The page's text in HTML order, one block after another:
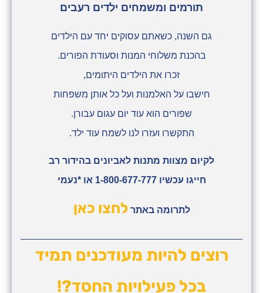
תורמים ומשמחים ילדים רעבים
גם השנה, כשאתם עסוקים יחד עם הילדים
בהכנת משלוחי המנות וסעודת הפורים.
זכרו את הילדים היתומים,
חישבו על האלמנות ועל כל אותן משפחות
שפורים הוא עוד יום עגום עבורן.
התקשרו ועזרו לנו לשמח עוד ילד.
לקיום מצוות מתנות לאביונים בהידור רב
חייגו עכשיו 1-800-677-777 או *נעמי
לתרומה באתרלחצו כאן
רוצים להיות מעודכנים תמיד
בכל פעילויות החסד?!